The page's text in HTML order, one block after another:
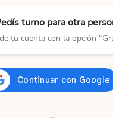
turno para otra
tu cuenta con la opción